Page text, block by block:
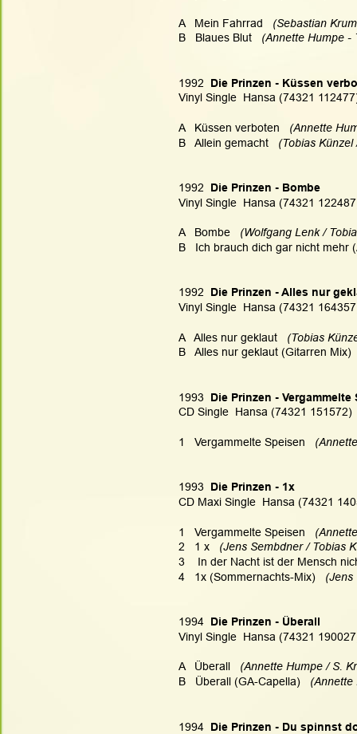
A   Mein Fahrrad
(Sebastian
B   Blaues Blut
(Annette Humpe -
1992
Die Prinzen - Küssen
Vinyl Single  Hansa (74321
A   Küssen verboten
(Annette
B   Allein gemacht
(Tobias Künzel
1992
Die Prinzen - Bombe
Vinyl Single  Hansa (74321
A   Bombe
(Wolfgang Lenk /
B   Ich brauch dich gar nicht mehr
1992
Die Prinzen - Alles nur
Vinyl Single  Hansa (74321
A   Alles nur geklaut
(Tobias
B   Alles nur geklaut (Gitarren Mix)
1993 Die Prinzen - Vergammelte
CD Single  Hansa (74321 151572)
1   Vergammelte Speisen
1993 Die Prinzen - 1x
CD Maxi Single  Hansa (74321
1   Vergammelte Speisen
2   1 x
(Jens Sembdner / Tobias
3    In der Nacht ist der Mensch
4   1x (Sommernachts-Mix) (Jens
1994 Die Prinzen - Überall
Vinyl Single  Hansa (74321
A   Überall
(Annette Humpe / S.
B   Überall (GA-Capella)
(Annette
1994 Die Prinzen - Du spinnst